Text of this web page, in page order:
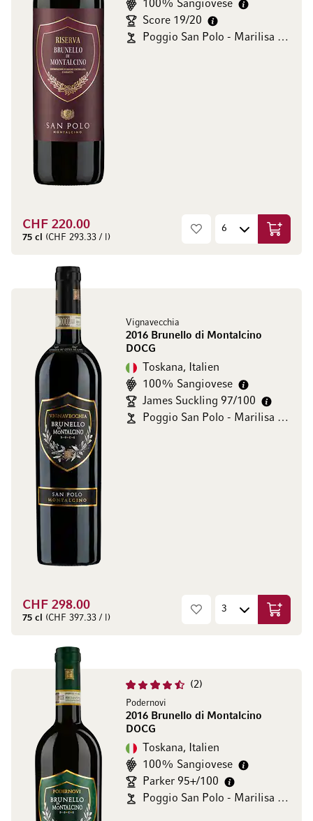
100% Sangiovese
Score 19/20
Poggio San Polo - Marilisa Allegrini
CHF 220.00
75 cl (CHF 293.33 / l) In den
Vignavecchia
2016 Brunello di Montalcino
DOCG
Toskana, Italien
100% Sangiovese
James Suckling 97/100
Poggio San Polo - Marilisa Allegrini
CHF 298.00
75 cl (CHF 397.33 / l) In den
2
Podernovi
2016 Brunello di Montalcino
DOCG
Toskana, Italien
100% Sangiovese
Parker 95+/100
Poggio San Polo - Marilisa Allegrini